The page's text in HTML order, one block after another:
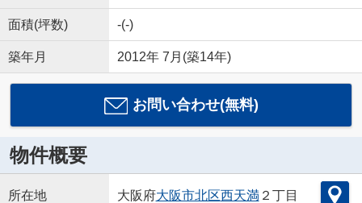
面積(坪数) -(-)
築年月 2012年 7月(築14年)
お問い合わせ(無料)
物件概要
所在地 大阪府大阪市北区西天満２丁目